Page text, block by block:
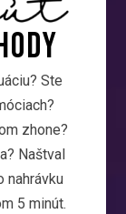
Ste
zhone?
Naštval
nahrávku
5 minút.